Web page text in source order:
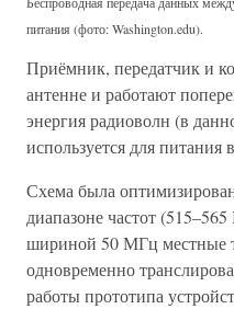
питания (фото: Washington.edu).
Приёмник, передатчик и
антенне и работают
энергия радиоволн (в
используется для питания
Схема была
диапазоне частот
шириной 50 МГц местные
одновременно
работы прототипа